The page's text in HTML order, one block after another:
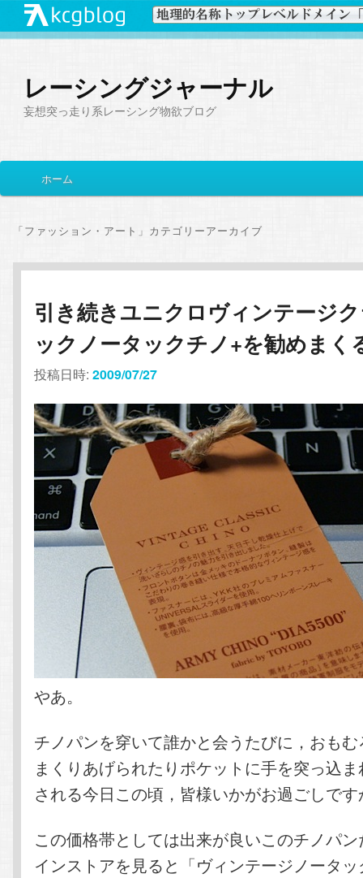
レーシングジャーナル
妄想突っ走り系レーシング物欲ブログ
イ
メ
ン
コ
ン
テ
ン
ツ
へ
移
サ
コ
ン
テ
ン
ツ
へ
移
動
ホーム
「ファッション・アート 」カテゴリーアーカイブ
引き続きユニクロヴィンテージ
ックノータックチノ+を勧めまく
投稿日時:2009/07/27
やあ。
チノパンを穿いて誰かと会うたびに，おも
まくりあげられたりポケットに手を突っ込
される今日この頃，皆様いかがお過ごしで
この価格帯としては出来が良いこのチノパ
インストアを見ると「ヴィンテージノータ